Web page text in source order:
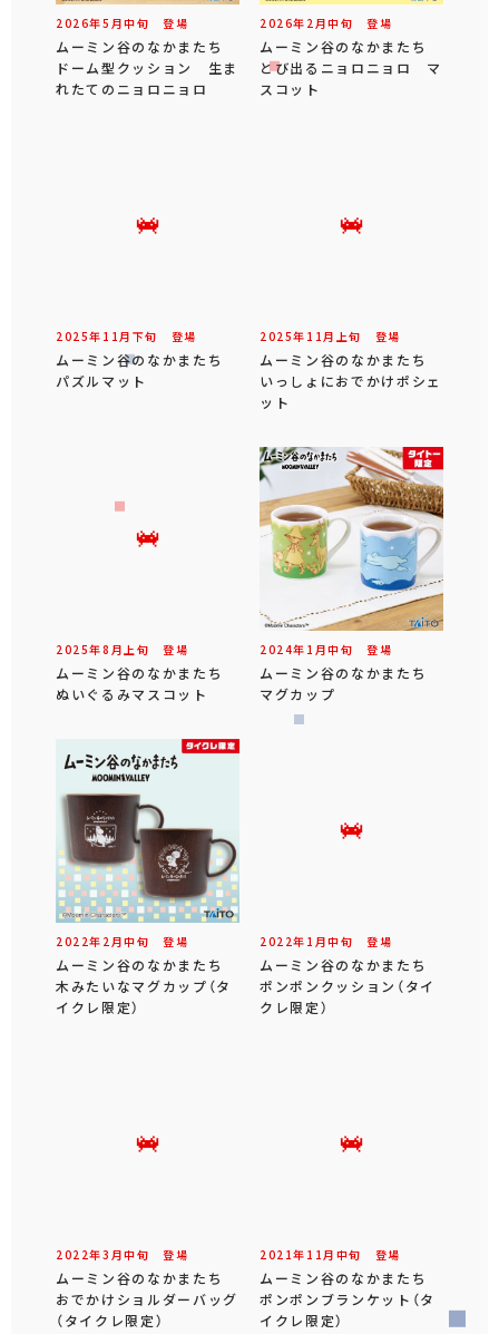
2026年5 月中旬 登場
ムーミン谷のなかまたち
ドーム型クッション 生ま
れたてのニョロニョロ
2026年 2 月中旬 登場
ムーミン谷のなかまたち
とび出るニョロニョロ マ
スコット
2025年 11 月 下旬 登場
ムーミン谷のなかまたち
パズルマット
2025年 11 月 上旬 登場
ムーミン谷のなかまたち
いっしょにおでかけポシェ
ット
2025年8 月 上旬 登場
ムーミン谷のなかまたち
ぬいぐるみマスコット
2024年 1 月中旬 登場
ムーミン谷のなかまたち
マグカップ
2022年 2 月中旬 登場
ムーミン谷のなかまたち
木みたいなマグカップ（タ
イクレ限定）
2022年 1 月中旬 登場
ムーミン谷のなかまたち
ポンポンクッション（タイ
クレ限定）
2022年3 月中旬 登場
ムーミン谷のなかまたち
おでかけショルダーバッグ
（タイクレ限定）
2021年 11 月 中旬 登場
ムーミン谷のなかまたち
ポンポンブランケット（タ
イクレ限定）